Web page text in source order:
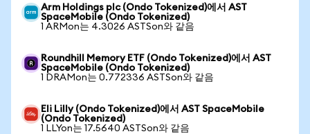
Arm Holdings plc (Ondo Tokenized)에서 AST
SpaceMobile (Ondo Tokenized)
1 ARMon는 4.3026 ASTSon와 같음
Roundhill Memory ETF (Ondo Tokenized)에서 AST
SpaceMobile (Ondo Tokenized)
1 DRAMon는 0.772336 ASTSon와 같음
Eli Lilly (Ondo Tokenized)에서 AST SpaceMobile
(Ondo Tokenized)
1 LLYon는 17.5640 ASTSon와 같음